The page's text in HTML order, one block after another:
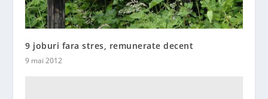
9 joburi fara stres, remunerate decent
9 mai 2012